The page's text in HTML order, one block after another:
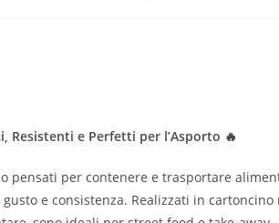
Resistenti e Perfetti per l’Asporto 🔥
pensati per contenere e trasportare
e consistenza. Realizzati in cartoncino